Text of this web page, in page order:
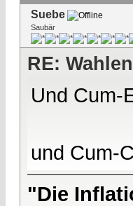
Suebe
Saubär
RE:
Und Cum-
und Cum-
"Die